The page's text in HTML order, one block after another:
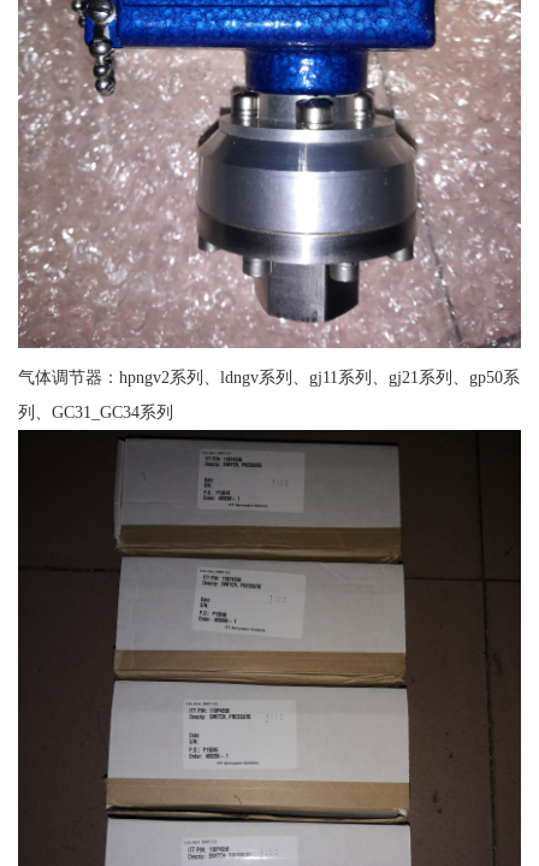
气体调节器：hpngv2系列、ldngv系列、gj11系列、gj21系列、gp50系
列、GC31_GC34系列